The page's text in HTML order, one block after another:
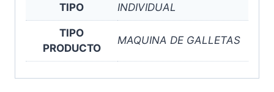
TIPO INDIVIDUAL
TIPO
PRODUCTO
MAQUINA DE GALLETAS